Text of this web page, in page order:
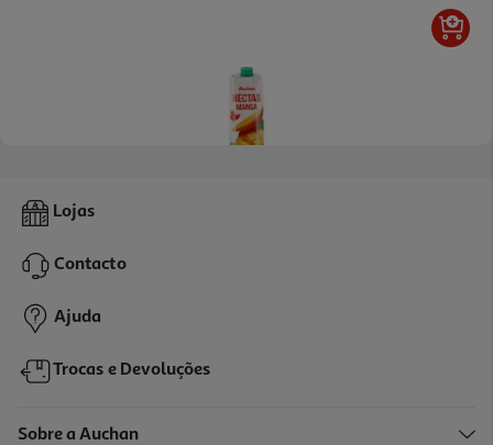
Néctar Auchan Manga 1l
1,05 €
Lojas
Contacto
Ajuda
Trocas e Devoluções
Sobre a Auchan